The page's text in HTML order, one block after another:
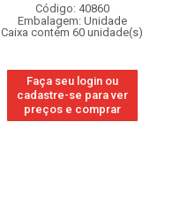
Código: 40860
Embalagem: Unidade
Caixa contém 60 unidade(s)
Faça seu login ou
cadastre-se para ver
preços e comprar